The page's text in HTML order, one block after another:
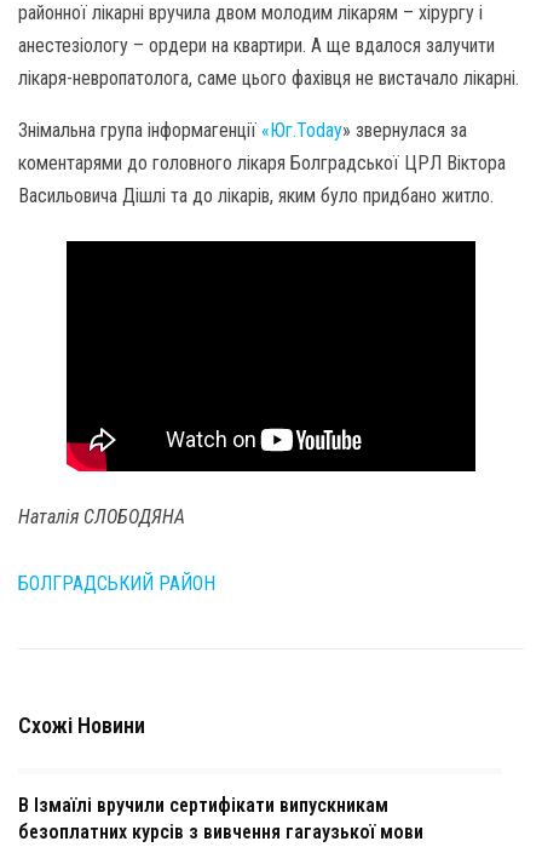
районної лікарні вручила двом молодим лікарям – хірургу і
анестезіологу – ордери на квартири. А ще вдалося залучити
лікаря-невропатолога, саме цього фахівця не вистачало лікарні.
Знімальна група інформагенції «Юг.Today» звернулася за
коментарями до головного лікаря Болградської ЦРЛ Віктора
Васильовича Дішлі та до лікарів, яким було придбано житло.
Наталія СЛОБОДЯНА
БОЛГРАДСЬКИЙ РАЙОН
Схожі Новини
В Ізмаїлі вручили сертифікати випускникам
безоплатних курсів з вивчення гагаузької мови